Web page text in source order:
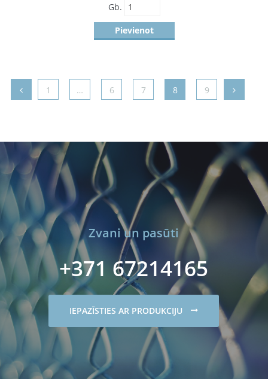
Gb.
Pievienot
1 … 6 7 8 9
Zvani un pasūti
+371 67214165
IEPAZĪSTIES AR PRODUKCIJU